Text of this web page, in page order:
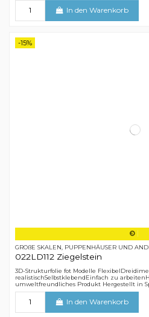
In den Warenkorb
-15%
GROßE SKALEN, PUPPENHÄUSER UND
022LD112 Ziegelstein
3D-Strukturfolie fot Modelle
realistischSelbstklebendEinfach zu
umweltfreundliches Produkt Hergestellt in
In den Warenkorb